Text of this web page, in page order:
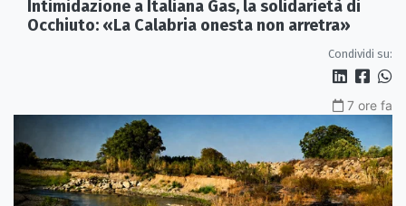
Intimidazione a Italiana Gas, la solidarietà di
Occhiuto: «La Calabria onesta non arretra»
Condividi su:
7 ore fa